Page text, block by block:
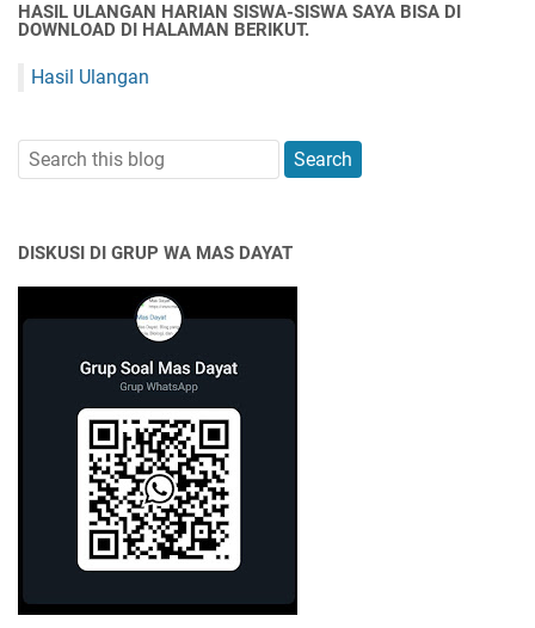
HASIL ULANGAN HARIAN SISWA-SISWA SAYA BISA DI
DOWNLOAD DI HALAMAN BERIKUT.
Hasil Ulangan
DISKUSI DI GRUP WA MAS DAYAT